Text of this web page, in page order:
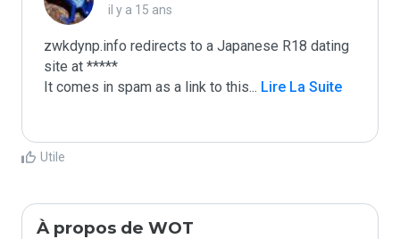
il y a 15 ans
zwkdynp.info redirects to a Japanese R18 dating
site at *****
It comes in spam as a link to this... Lire La Suite
Utile
À propos de WOT